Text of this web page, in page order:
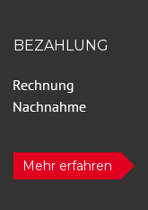
BEZAHLUNG
Mehr erfahren